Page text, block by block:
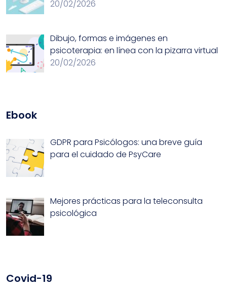
20/02/2026
Dibujo, formas e imágenes en
psicoterapia: en línea con la pizarra virtual
20/02/2026
Ebook
GDPR para Psicólogos: una breve guía
para el cuidado de PsyCare
Mejores prácticas para la teleconsulta
psicológica
Covid-19